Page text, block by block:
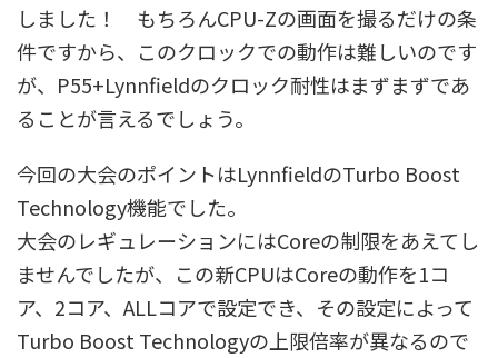
しました！ もちろんCPU-Zの画面を撮るだけの条
件ですから、このクロックでの動作は難しいのです
が、P55+Lynnfieldのクロック耐性はまずまずであ
ることが言えるでしょう。
今回の大会のポイントはLynnfieldのTurbo Boost
Technology機能でした。
大会のレギュレーションにはCoreの制限をあえてし
ませんでしたが、この新CPUはCoreの動作を1コ
ア、2コア、ALLコアで設定でき、その設定によって
Turbo Boost Technologyの上限倍率が異なるので